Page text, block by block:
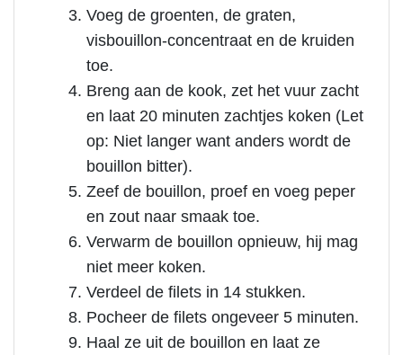
Voeg de groenten, de graten,
visbouillon-concentraat en de kruiden
toe.
Breng aan de kook, zet het vuur zacht
en laat 20 minuten zachtjes koken (Let
op: Niet langer want anders wordt de
bouillon bitter).
Zeef de bouillon, proef en voeg peper
en zout naar smaak toe.
Verwarm de bouillon opnieuw, hij mag
niet meer koken.
Verdeel de filets in 14 stukken.
Pocheer de filets ongeveer 5 minuten.
Haal ze uit de bouillon en laat ze